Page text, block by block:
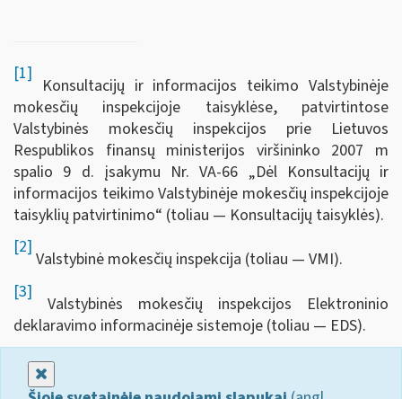
[1]
Konsultacijų ir informacijos teikimo Valstybinėje
mokesčių inspekcijoje taisyklėse, patvirtintose
Valstybinės mokesčių inspekcijos prie Lietuvos
Respublikos finansų ministerijos viršininko 2007 m
spalio 9 d. įsakymu Nr. VA-66 „Dėl Konsultacijų ir
informacijos teikimo Valstybinėje mokesčių inspekcijoje
taisyklių patvirtinimo“ (toliau — Konsultacijų taisyklės).
[2]
Valstybinė mokesčių inspekcija (toliau — VMI).
[3]
Valstybinės mokesčių inspekcijos Elektroninio
deklaravimo informacinėje sistemoje (toliau — EDS).